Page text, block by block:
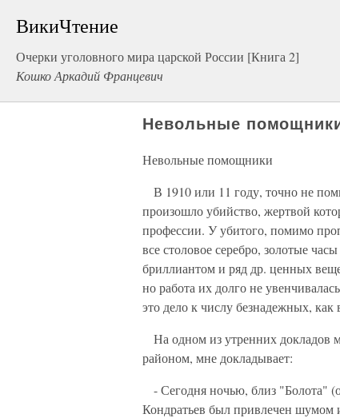
ВикиЧтение
Очерки уголовного мира царской России [Книга 2]
Кошко Аркадий Францевич
Невольные
Невольные помощники
В 1910 или 11 году, точно не
произошло убийство, жертвой
профессии. У убитого, помимо
все столовое серебро, золотые
бриллиантом и ряд др. ценных
но работа их долго не
это дело к числу безнадежных,
На одном из утренних докладов
районом, мне докладывает:
- Сегодня ночью, близ "Болота"
Кондратьев был привлечен шумом